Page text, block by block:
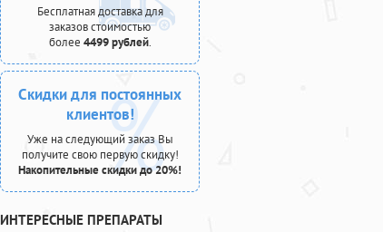
Бесплатная доставка для
заказов стоимостью
более 4499 рублей.
Скидки для постоянных
клиентов!
Уже на следующий заказ Вы
получите свою первую скидку!
Накопительные скидки до 20%!
ИНТЕРЕСНЫЕ ПРЕПАРАТЫ